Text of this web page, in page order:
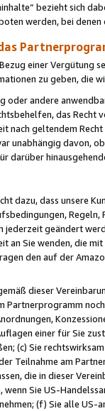
bezieht sich
werden, bei
einer Vergütung
zu geben, die
oder andere
das
nach geltendem
unabhängig davon,
darüber
dazu, dass unsere
geändert
an Sie wenden, die
den auf der
dieser
Partnerprogramm
einer für Sie
(c) Sie
Teilnahme am
die in dieser
Sie US-
(f) Sie alle